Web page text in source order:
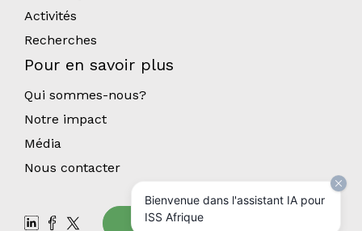
Activités
Recherches
Pour en savoir plus
Qui sommes-nous?
Notre impact
Média
Nous contacter
Abonnez-vous
Bienvenue dans l'assistant IA pour
ISS Afrique